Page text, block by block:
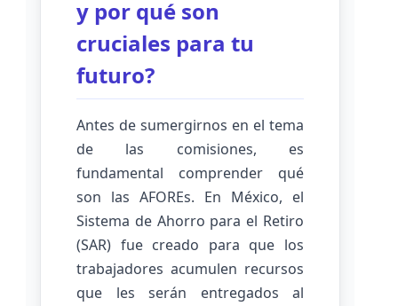
y por qué son
cruciales para tu
futuro?
Antes de sumergirnos en el tema
de las comisiones, es
fundamental comprender qué
son las AFOREs. En México, el
Sistema de Ahorro para el Retiro
(SAR) fue creado para que los
trabajadores acumulen recursos
que les serán entregados al